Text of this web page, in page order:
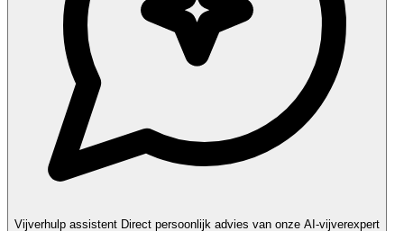
Vijverhulp assistent Direct persoonlijk advies van onze AI-vijverexpert